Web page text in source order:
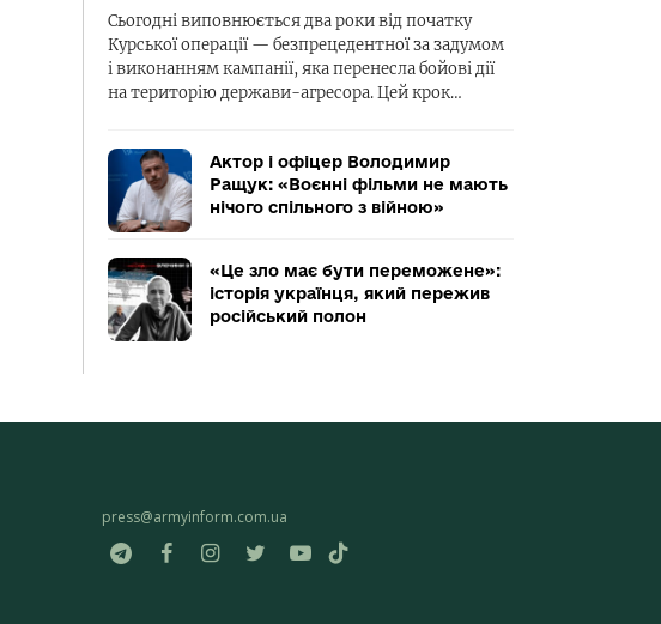
Сьогодні виповнюється два роки від початку
Курської операції — безпрецедентної за задумом
і виконанням кампанії, яка перенесла бойові дії
на територію держави-агресора. Цей крок…
Актор і офіцер Володимир
Ращук: «Воєнні фільми не мають
нічого спільного з війною»
«Це зло має бути переможене»:
історія українця, який пережив
російський полон
press@armyinform.com.ua